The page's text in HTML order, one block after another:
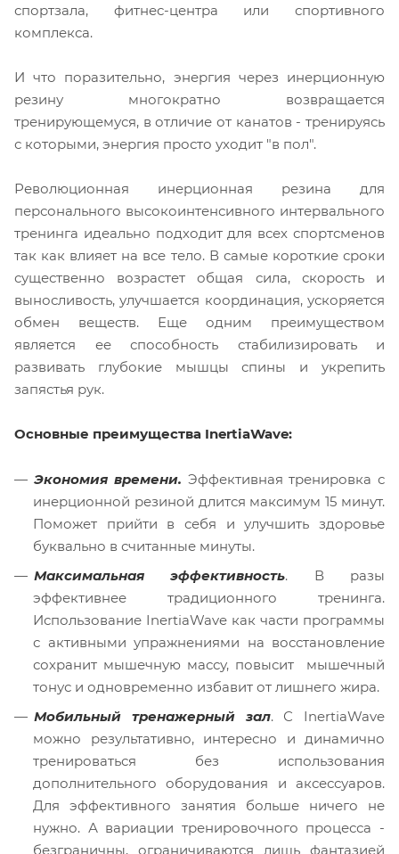
спортзала, фитнес-центра или спортивного
комплекса.
И что поразительно, энергия через инерционную
резину многократно возвращается
тренирующемуся, в отличие от канатов - тренируясь
с которыми, энергия просто уходит "в пол".
Революционная инерционная резина для
персонального высокоинтенсивного интервального
тренинга идеально подходит для всех спортсменов
так как влияет на все тело. В самые короткие сроки
существенно возрастет общая сила, скорость и
выносливость, улучшается координация, ускоряется
обмен веществ. Еще одним преимуществом
является ее способность стабилизировать и
развивать глубокие мышцы спины и укрепить
запястья рук.
Основные преимущества InertiaWave:
Экономия времени. Эффективная тренировка с
инерционной резиной длится максимум 15 минут.
Поможет прийти в себя и улучшить здоровье
буквально в считанные минуты.
Максимальная эффективность. В разы
эффективнее традиционного тренинга.
Использование InertiaWave как части программы
с активными упражнениями на восстановление
сохранит мышечную массу, повысит мышечный
тонус и одновременно избавит от лишнего жира.
Мобильный тренажерный зал. С InertiaWave
можно результативно, интересно и динамично
тренироваться без использования
дополнительного оборудования и аксессуаров.
Для эффективного занятия больше ничего не
нужно. А вариации тренировочного процесса -
безграничны, ограничиваются лишь фантазией